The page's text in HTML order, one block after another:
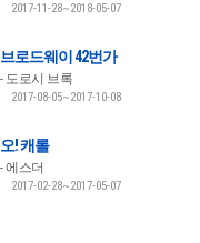
2017-11-28~2018-05-07
브로드웨이 42번가
도로시 브록
2017-08-05~2017-10-08
오! 캐롤
에스더
2017-02-28~2017-05-07